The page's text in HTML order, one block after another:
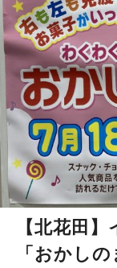
【北花田
「おかし